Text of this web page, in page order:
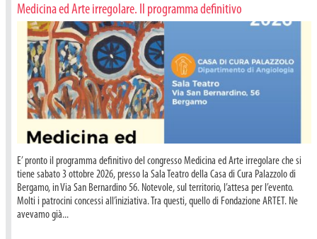
Medicina ed Arte irregolare. Il programma definitivo
E’ pronto il programma definitivo del congresso Medicina ed Arte irregolare che si
tiene sabato 3 ottobre 2026, presso la Sala Teatro della Casa di Cura Palazzolo di
Bergamo, in Via San Bernardino 56. Notevole, sul territorio, l’attesa per l’evento.
Molti i patrocini concessi all’iniziativa. Tra questi, quello di Fondazione ARTET. Ne
avevamo già...